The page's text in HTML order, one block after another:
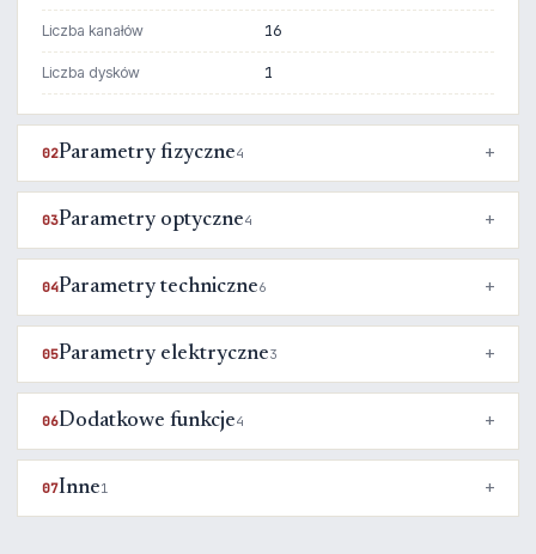
Liczba kanałów 16
Liczba dysków 1
02Parametry fizyczne4
03Parametry optyczne4
04Parametry techniczne6
05Parametry elektryczne3
06Dodatkowe funkcje4
07Inne1